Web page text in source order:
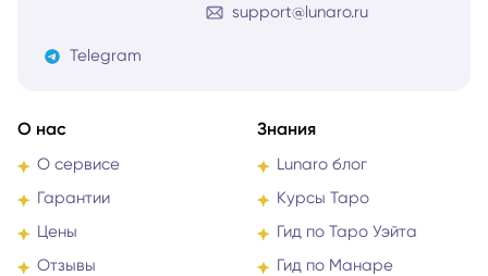
support@lunaro.ru
Telegram
О нас
О сервисе
Гарантии
Цены
Отзывы
Знания
Lunaro блог
Курсы Таро
Гид по Таро Уэйта
Гид по Манаре